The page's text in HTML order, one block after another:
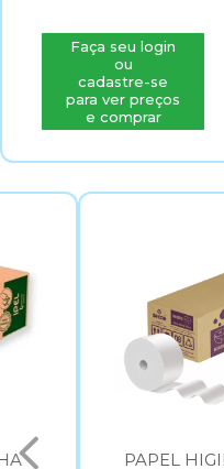
Faça seu login
ou
cadastre-se
para ver preços
e comprar
PAPEL HIGIÊNICO